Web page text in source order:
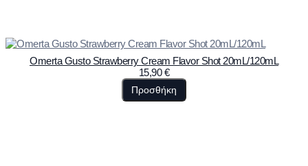
Omerta Gusto Strawberry Cream Flavor Shot 20mL/120mL
15,90€
Προσθήκη